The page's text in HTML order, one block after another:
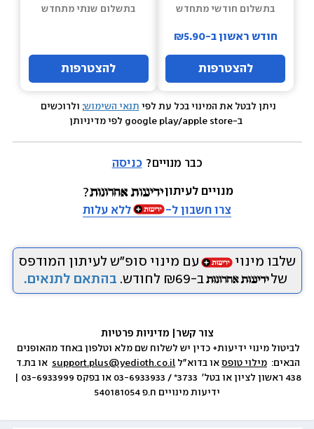
בתשלום חודשי מתחדש
חודש ראשון ב-₪5.90
להצטרפות
בתשלום שנתי מתחדש
להצטרפות
ניתן לבטל את המינוי בכל עת לפי תנאי השימוש; ולרוכשים
כבר מנויים? כניסה
מנויים לעיתון
צרו חשבון ל-
ללא עלות
שלבו מינוי
עם מינוי סופ״ש לעיתון המודפס
של
ב-₪69 לחודש. בהתאם לתנאים.
צור קשר
הבאים: מילוי טופס או בדוא״ל support.plus@yedioth.co.il
ידיעות מינויים ח.פ 540181054